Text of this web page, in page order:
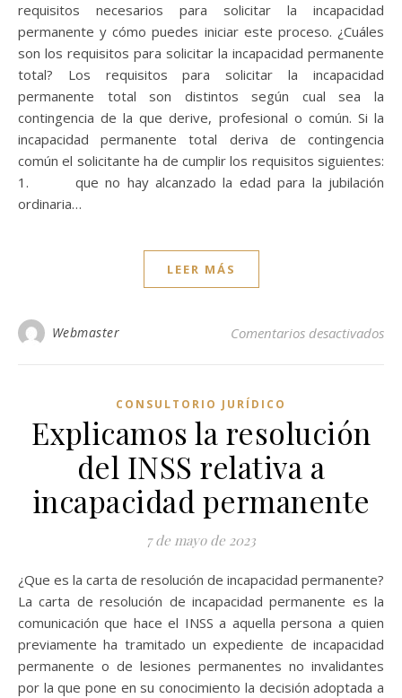
requisitos necesarios para solicitar la incapacidad
permanente y cómo puedes iniciar este proceso. ¿Cuáles
son los requisitos para solicitar la incapacidad permanente
total? Los requisitos para solicitar la incapacidad
permanente total son distintos según cual sea la
contingencia de la que derive, profesional o común. Si la
incapacidad permanente total deriva de contingencia
común el solicitante ha de cumplir los requisitos siguientes:
1. que no hay alcanzado la edad para la jubilación
ordinaria…
LEER MÁS
Webmaster Comentarios desactivadosen
CONSULTORIO JURÍDICO
Explicamos la resolución
del INSS relativa a
incapacidad permanente
7 de mayo de 2023
¿Que es la carta de resolución de incapacidad permanente?
La carta de resolución de incapacidad permanente es la
comunicación que hace el INSS a aquella persona a quien
previamente ha tramitado un expediente de incapacidad
permanente o de lesiones permanentes no invalidantes
por la que pone en su conocimiento la decisión adoptada a